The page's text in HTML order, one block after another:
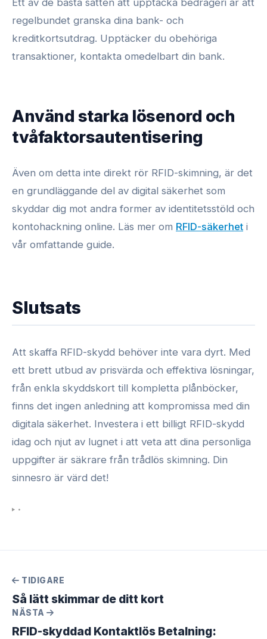
Ett av de bästa sätten att upptäcka bedrägeri är att
regelbundet granska dina bank- och
kreditkortsutdrag. Upptäcker du obehöriga
transaktioner, kontakta omedelbart din bank.
Använd starka lösenord och
tvåfaktorsautentisering
Även om detta inte direkt rör RFID-skimning, är det
en grundläggande del av digital säkerhet som
skyddar dig mot andra former av identitetsstöld och
kontohackning online. Läs mer om RFID-säkerhet i
vår omfattande guide.
Slutsats
Att skaffa RFID-skydd behöver inte vara dyrt. Med
ett brett utbud av prisvärda och effektiva lösningar,
från enkla skyddskort till kompletta plånböcker,
finns det ingen anledning att kompromissa med din
digitala säkerhet. Investera i ett billigt RFID-skydd
idag och njut av lugnet i att veta att dina personliga
uppgifter är säkrare från trådlös skimning. Din
sinnesro är värd det!
•
TIDIGARE
Så lätt skimmar de ditt kort
NÄSTA
RFID-skyddad Kontaktlös Betalning: